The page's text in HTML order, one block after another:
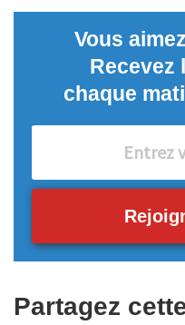
Vous
Recevez
chaque
Partagez